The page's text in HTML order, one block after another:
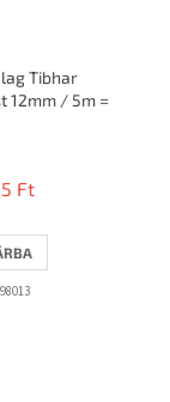
Tibhar
12mm / 5m =
Ft